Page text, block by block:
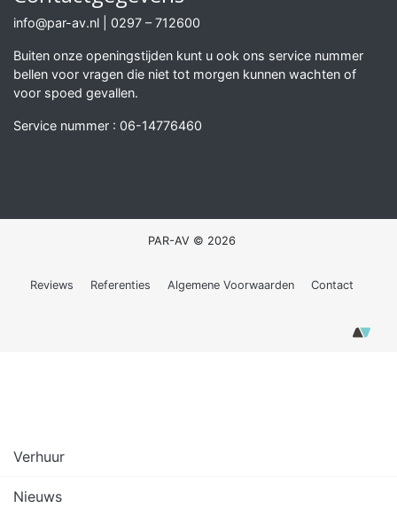
info@par-av.nl 0297 – 712600
Buiten onze openingstijden kunt u ook ons service nummer
bellen voor vragen die niet tot morgen kunnen wachten of
voor spoed gevallen.
Service nummer : 06-14776460
PAR-AV © 2026
Reviews Referenties Algemene Voorwaarden Contact
Verhuur
Nieuws